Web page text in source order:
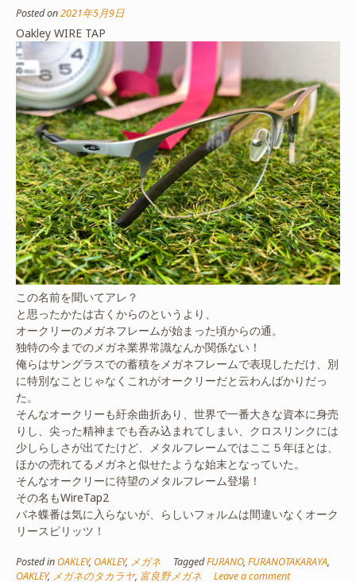
Posted on2021年5月9日
Oakley WIRE TAP
この名前を聞いてアレ？
と思ったかたは古くからのというより、
オークリーのメガネフレームが始まった頃からの通。
独特の今までのメガネ業界常識なんか関係ない！
俺らはサングラスでの蓄積をメガネフレームで表現しただけ、別
に特別なことじゃなくこれがオークリーだと云わんばかりだっ
た。
そんなオークリーも紆余曲折あり、世界で一番大きな資本に身売
りし、尖った精神までも呑み込まれてしまい、クロスリンクには
少しらしさが出てたけど、メタルフレームではここ５年ほとは、
ほかの売れてるメガネと似せたような始末となっていた。
そんなオークリーに待望のメタルフレーム登場！
その名もWireTap2
バネ蝶番は気に入らないが、らしいフォルムは間違いなくオーク
リースピリッツ！
Posted in OAKLEY, OAKLEY, メガネ TaggedFURANO, FURANOTAKARAYA,
OAKLEY, メガネのタカラヤ, 富良野メガネ Leave a comment